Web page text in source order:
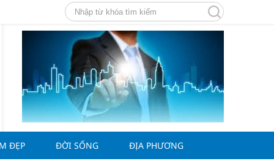
ĐẸP ĐỜI SỐNG ĐỊA PHƯƠNG